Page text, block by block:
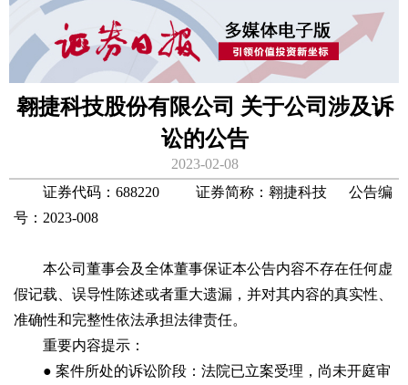
翱捷科技股份有限公司 关于公司涉及诉
讼的公告
2023-02-08
证券代码：688220 证券简称：翱捷科技 公告编
号：2023-008
本公司董事会及全体董事保证本公告内容不存在任何虚
假记载、误导性陈述或者重大遗漏，并对其内容的真实性、
准确性和完整性依法承担法律责任。
重要内容提示：
● 案件所处的诉讼阶段：法院已立案受理，尚未开庭审